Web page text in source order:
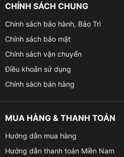
CHÍNH SÁCH CHUNG
Chính sách bảo hành, Bảo Trì
Chính sách bảo mật
Chính sách vận chuyển
Điều khoản sử dụng
Chính sách bán hàng
MUA HÀNG & THANH TOÁN
Hướng dẫn mua hàng
Hướng dẫn thanh toán Miền Nam